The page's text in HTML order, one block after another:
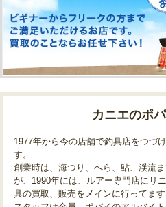
カニエのポ
1977年から今の店舗で釣具店をつづ
す。
創業時は、海つり、へら、鮎、渓流
が、1990年には、ルアー専門店にリ
具の買取、販売をメインに行ってます